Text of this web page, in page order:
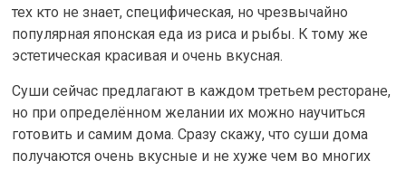
тех кто не знает, специфическая, но чрезвычайно
популярная японская еда из риса и рыбы. К тому же
эстетическая красивая и очень вкусная.
Суши сейчас предлагают в каждом третьем ресторане,
но при определённом желании их можно научиться
готовить и самим дома. Сразу скажу, что суши дома
получаются очень вкусные и не хуже чем во многих